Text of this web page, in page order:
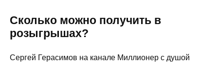
Сколько можно получить в
розыгрышах?
Сергей Герасимов на канале Миллионер с душой